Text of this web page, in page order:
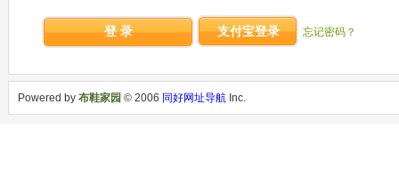
登 录 支付宝登录 忘记密码？
Powered by 布鞋家园 © 2006 同好网址导航 Inc.